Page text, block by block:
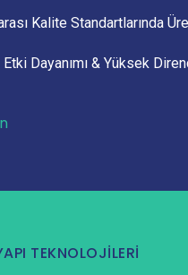
Kalite Standartlarında
Dayanımı & Yüksek
TEKNOLOJİLERİ